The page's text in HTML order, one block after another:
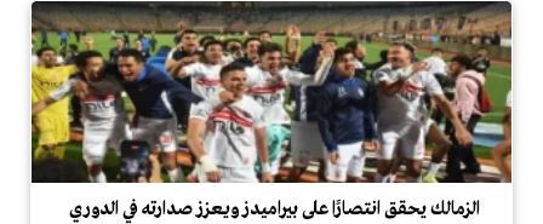
الزمالك يحقق انتصارًا على بيراميدز ويعزز صدارته في الدوري